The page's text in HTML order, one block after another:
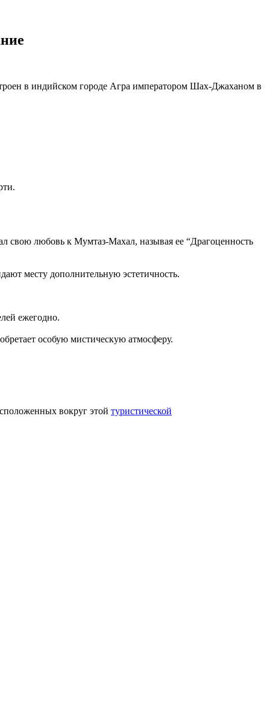
в индийском городе Агра императором Шах-Джаханом в
свою любовь к Мумтаз-Махал, называя ее “Драгоценность
месту дополнительную эстетичность.
ежегодно.
особую мистическую атмосферу.
вокруг этой туристической